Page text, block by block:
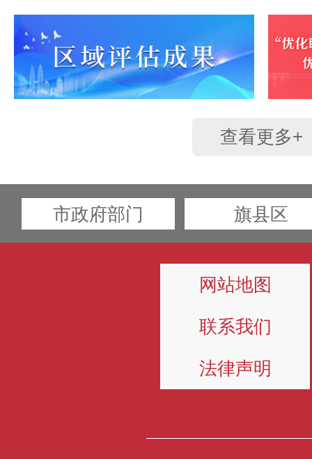
查看更多+
市政府部门 旗县区
网站地图
联系我们
法律声明